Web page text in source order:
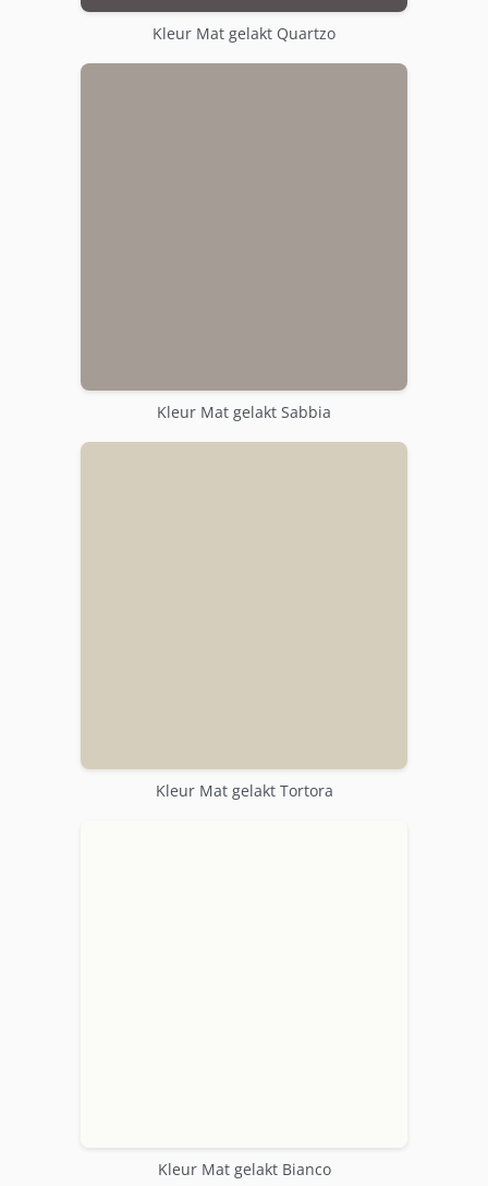
Kleur Mat gelakt Quartzo
Kleur Mat gelakt Sabbia
Kleur Mat gelakt Tortora
Kleur Mat gelakt Bianco